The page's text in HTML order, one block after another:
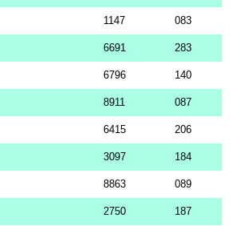
1147 083
6691 283
6796 140
8911 087
6415 206
3097 184
8863 089
2750 187